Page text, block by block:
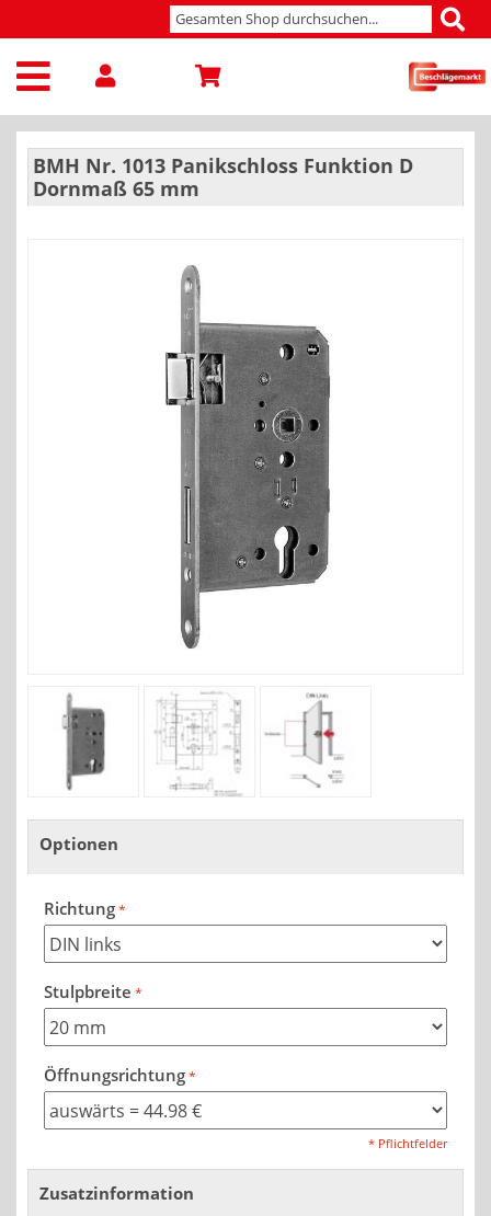
BMH Nr. 1013 Panikschloss Funktion D
Dornmaß 65 mm
Optionen
Richtung
Stulpbreite
Öffnungsrichtung
* Pflichtfelder
Zusatzinformation